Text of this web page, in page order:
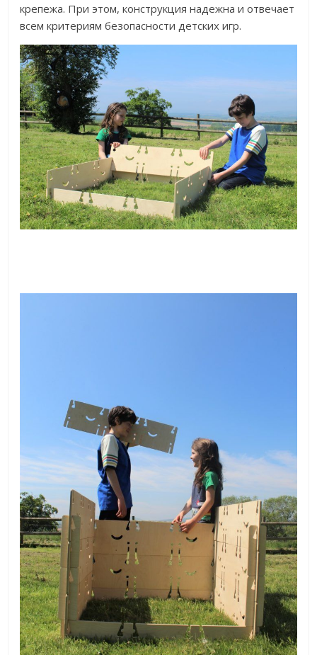
крепежа. При этом, конструкция надежна и отвечает
всем критериям безопасности детских игр.